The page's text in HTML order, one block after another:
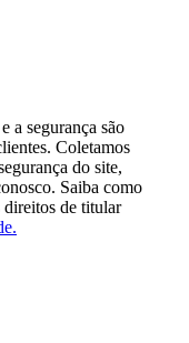
a segurança são
Coletamos
do site,
Saiba como
direitos de titular